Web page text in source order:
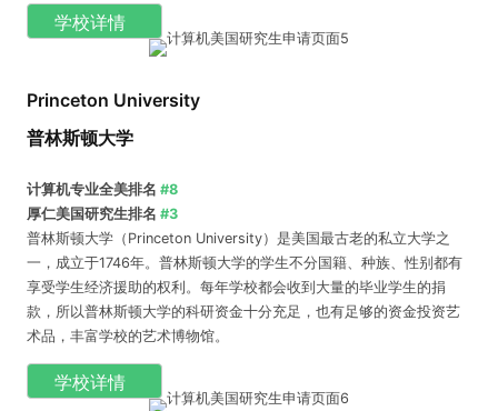
学校详情
Princeton University
普林斯顿大学
计算机专业全美排名 #8
厚仁美国研究生排名 #3
普林斯顿大学（Princeton University）是美国最古老的私立大学之
一，成立于1746年。普林斯顿大学的学生不分国籍、种族、性别都有
享受学生经济援助的权利。每年学校都会收到大量的毕业学生的捐
款，所以普林斯顿大学的科研资金十分充足，也有足够的资金投资艺
术品，丰富学校的艺术博物馆。
学校详情